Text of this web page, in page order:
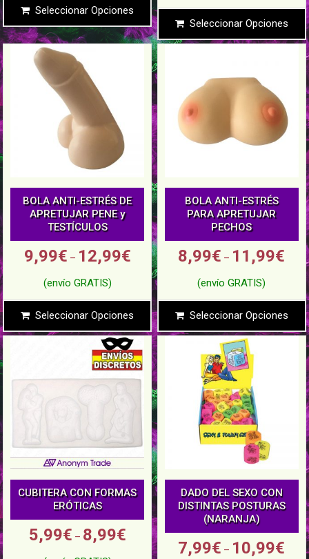
Seleccionar Opciones
Seleccionar Opciones
BOLA ANTI-ESTRÉS DE
APRETUJAR PENE y
TESTÍCULOS
9,99€ – 12,99€
Seleccionar Opciones
BOLA ANTI-ESTRÉS
PARA APRETUJAR
PECHOS
8,99€ – 11,99€
Seleccionar Opciones
CUBITERA CON FORMAS
ERÓTICAS
5,99€ – 8,99€
DADO DEL SEXO CON
DISTINTAS POSTURAS
(NARANJA)
7,99€ – 10,99€